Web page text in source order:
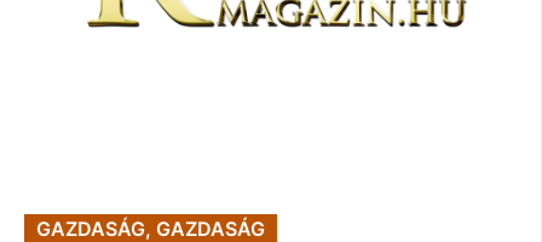
GAZDASÁG, GAZDASÁG